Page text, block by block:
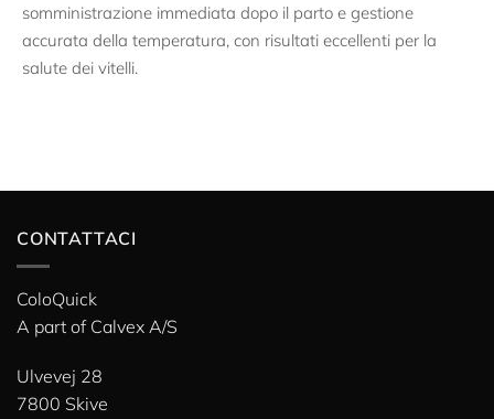
somministrazione immediata dopo il parto e gestione
accurata della temperatura, con risultati eccellenti per la
salute dei vitelli.
CONTATTACI
ColoQuick
A part of Calvex A/S
Ulvevej 28
7800 Skive